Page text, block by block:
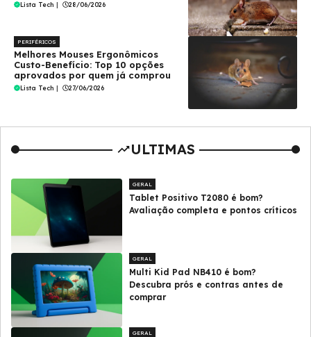
Lista Tech | 28/06/2026
PERIFÉRICOS
Melhores Mouses Ergonômicos
Custo-Benefício: Top 10 opções
aprovados por quem já comprou
Lista Tech | 27/06/2026
ULTIMAS
GERAL
Tablet Positivo T2080 é bom?
Avaliação completa e pontos críticos
GERAL
Multi Kid Pad NB410 é bom?
Descubra prós e contras antes de
comprar
GERAL